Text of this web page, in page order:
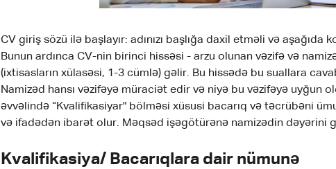
CV giriş sözü ilə başlayır: adınızı başlığa daxil etməli və aşağıda
Bunun ardınca CV-nin birinci hissəsi - arzu olunan vəzifə və
(ixtisasların xülasəsi, 1-3 cümlə) gəlir. Bu hissədə bu suallara
Namizəd hansı vəzifəyə müraciət edir və niyə bu vəzifəyə uyğun
əvvəlində “Kvalifikasiyar" bölməsi xüsusi bacarıq və təcrübəni
və ifadədən ibarət olur. Məqsəd işəgötürənə namizədin dəyərini
Kvalifikasiya/ Bacarıqlara dair nümunə